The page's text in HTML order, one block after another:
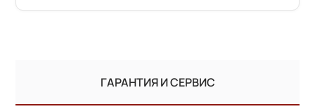
ГАРАНТИЯ И СЕРВИС